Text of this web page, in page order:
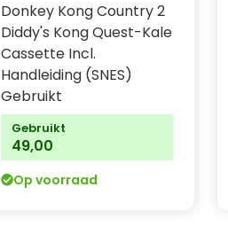
Donkey Kong Country 2
Diddy's Kong Quest-Kale
Cassette Incl.
Handleiding (SNES)
Gebruikt
Gebruikt
49,00
Op voorraad